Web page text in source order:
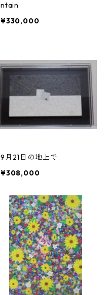
ntain
¥330,000
9月21日の地上で
¥308,000